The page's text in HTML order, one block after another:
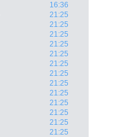
16:36
21:25
21:25
21:25
21:25
21:25
21:25
21:25
21:25
21:25
21:25
21:25
21:25
21:25